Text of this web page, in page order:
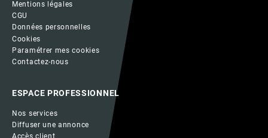
Mentions légales
CGU
Données personnelles
Cookies
Paramétrer mes cookies
Contactez-nous
ESPACE PROFESSIONNEL
Nos services
Diffuser une annonce